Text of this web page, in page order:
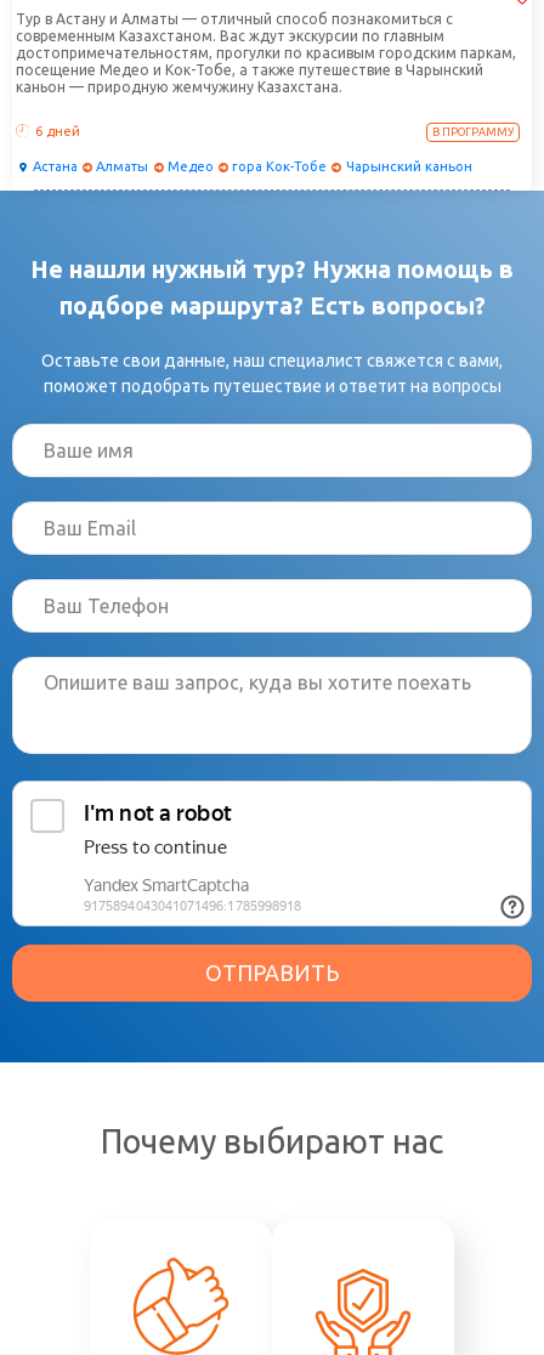
Тур в Астану и Алматы — отличный способ познакомиться с
современным Казахстаном. Вас ждут экскурсии по главным
достопримечательностям, прогулки по красивым городским паркам,
посещение Медео и Кок-Тобе, а также путешествие в Чарынский
каньон — природную жемчужину Казахстана.
6 дней В ПРОГРАММУ
Астана Алматы Медео гора Кок-Тобе Чарынский каньон
Не нашли нужный тур? Нужна помощь в
подборе маршрута? Есть вопросы?
Оставьте свои данные, наш специалист свяжется с вами,
поможет подобрать путешествие и ответит на вопросы
ОТПРАВИТЬ
Почему выбирают нас